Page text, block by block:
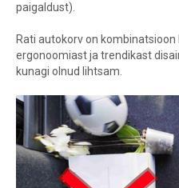
paigaldust).
Rati autokorv on
ergonoomiast ja trendikast
kunagi olnud lihtsam.